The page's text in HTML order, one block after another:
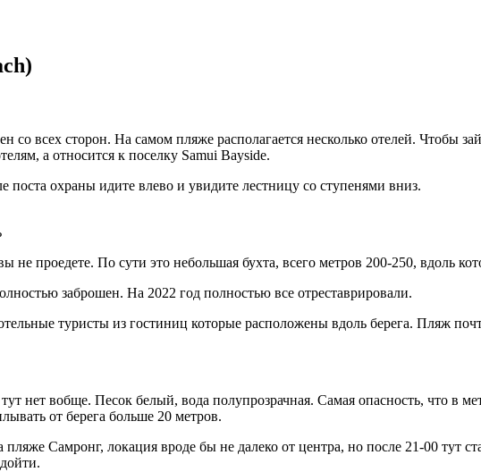
со всех сторон. На самом пляже располагается несколько отелей. Чтобы
а относится к поселку Samui Bayside.
поста охраны идите влево и увидите лестницу со ступенями вниз.
проедете. По сути это небольшая бухта, всего метров 200-250, вдоль
заброшен. На 2022 год полностью все отреставрировали.
туристы из гостиниц которые расположены вдоль берега. Пляж
нет вобще. Песок белый, вода полупрозрачная. Самая опасность, что в
от берега больше 20 метров.
Самронг, локация вроде бы не далеко от центра, но после 21-00 тут